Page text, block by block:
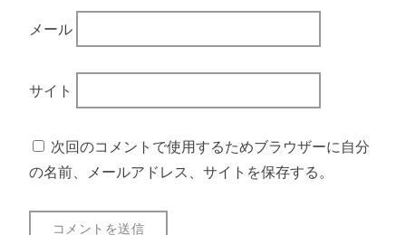
メール
サイト
次回のコメントで使用するためブラウザーに自分
の名前、メールアドレス、サイトを保存する。